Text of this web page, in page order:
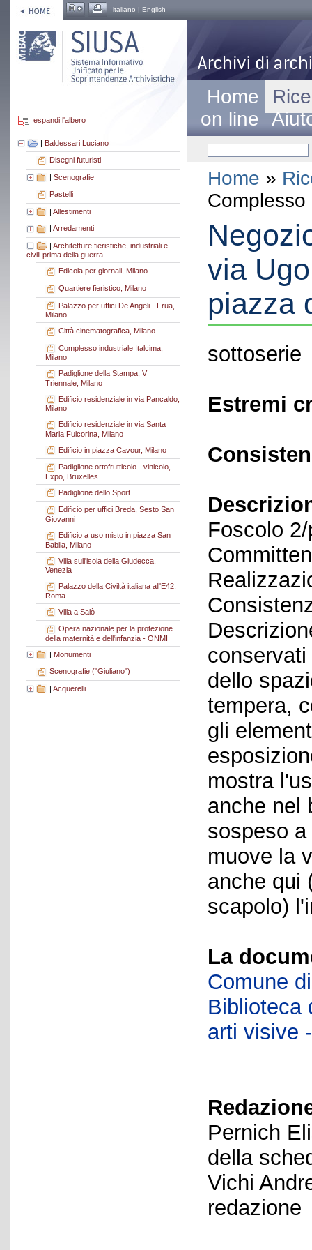
italiano | English
espandi l'albero
| Baldessari Luciano
Disegni futuristi
| Scenografie
Pastelli
| Allestimenti
Arredamenti
| Architetture fieristiche, industriali e
civili prima della guerra
Edicola per giornali, Milano
Quartiere fieristico, Milano
Palazzo per uffici De Angeli - Frua,
Milano
Città cinematografica, Milano
Complesso industriale Italcima,
Milano
Padiglione della Stampa, V
Triennale, Milano
Edificio residenziale in via Pancaldo,
Milano
Edificio residenziale in via Santa
Maria Fulcorina, Milano
Edificio in piazza Cavour, Milano
Padiglione ortofrutticolo - vinicolo,
Expo, Bruxelles
Padiglione dello Sport
Edificio per uffici Breda, Sesto San
Giovanni
Edificio a uso misto in piazza San
Babila, Milano
Villa sull'isola della Giudecca,
Venezia
Palazzo della Civiltà italiana all'E42,
Roma
Villa a Salò
Opera nazionale per la protezione
della maternità e dell'infanzia - ONMI
| Monumenti
Scenografie ("Giuliano")
| Acquerelli
Home
on line
Home »
via
piazza
sottoserie
Estremi
Foscolo
dello
tempera,
gli
mostra
anche nel
sospeso
muove la
anche qui
scapolo)
La
Comune
Biblioteca
arti visive
Pernich
della
Vichi
redazione